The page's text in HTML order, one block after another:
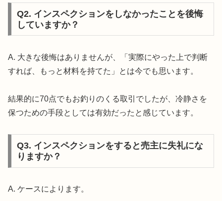
Q2. インスペクションをしなかったことを後悔
していますか？
A. 大きな後悔はありませんが、「実際にやった上で判断
すれば、もっと材料を持てた」とは今でも思います。
結果的に70点でもお釣りのくる取引でしたが、冷静さを
保つための手段としては有効だったと感じています。
Q3. インスペクションをすると売主に失礼にな
りますか？
A. ケースによります。